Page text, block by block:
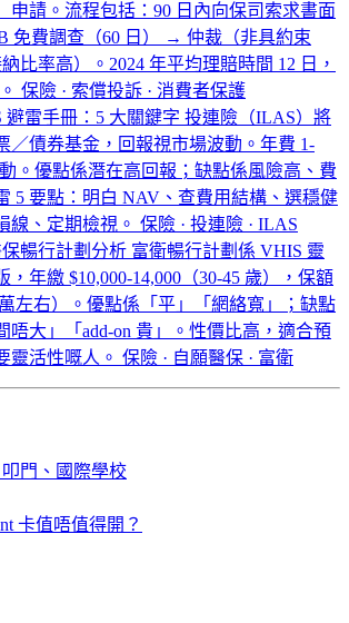
申請。流程包括：90 日內向保司索求書面
免費調查（60 日） → 仲裁（非具約束
比率高）。2024 年平均理賠時間 12 日，
保險 · 索償投訴 · 消費者保護
避雷手冊：5 大關鍵字 投連險（ILAS）將
／債券基金，回報視市場波動。年費 1-
。優點係潛在高回報；缺點係風險高、費
5 要點：明白 NAV、查費用結構、選穩健
線、定期檢視。 保險 · 投連險 · ILAS
暢行計劃分析 富衛暢行計劃係 VHIS 靈
，年繳 $10,000-14,000（30-45 歲），保額
左右）。優點係「平」「網絡寬」；缺點
唔大」「add-on 貴」。性價比高，適合預
靈活性嘅人。 保險 · 自願醫保 · 富衛
門、國際學校
卡值唔值得開？